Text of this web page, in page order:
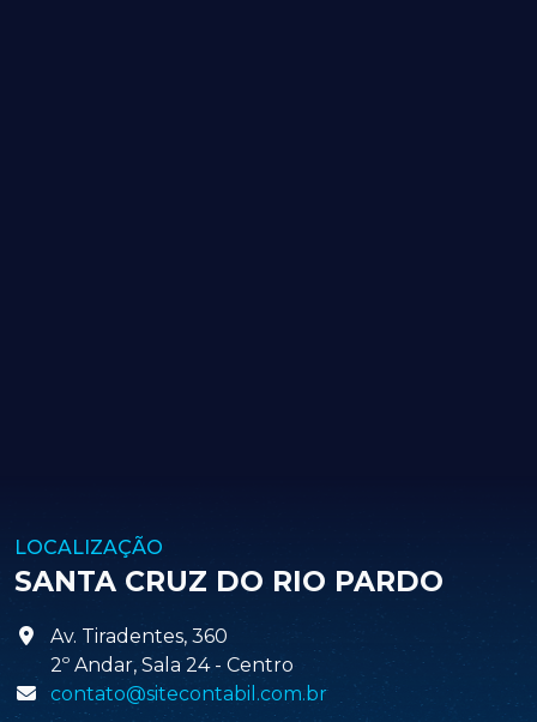
LOCALIZAÇÃO
SANTA CRUZ DO RIO PARDO
Av. Tiradentes, 360
2º Andar, Sala 24 - Centro
contato@sitecontabil.com.br